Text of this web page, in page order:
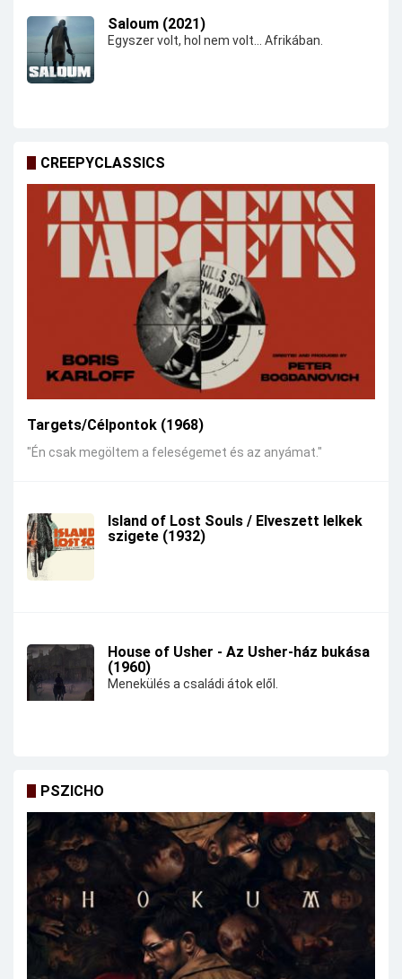
Saloum (2021)
Egyszer volt, hol nem volt... Afrikában.
CREEPYCLASSICS
Targets/Célpontok (1968)
"Én csak megöltem a feleségemet és az anyámat."
Island of Lost Souls / Elveszett lelkek
szigete (1932)
House of Usher - Az Usher-ház bukása
(1960)
Menekülés a családi átok elől.
PSZICHO